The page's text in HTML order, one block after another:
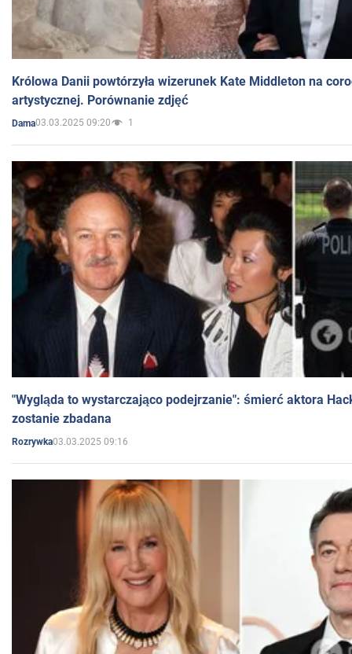
Królowa Danii powtórzyła wizerunek Kate Middleton na
artystycznej. Porównanie zdjęć
Dama03.03.2025 09:20 1
"Wygląda to wystarczająco podejrzanie": śmierć aktora
zostanie zbadana
Rozrywka03.03.2025 09:16